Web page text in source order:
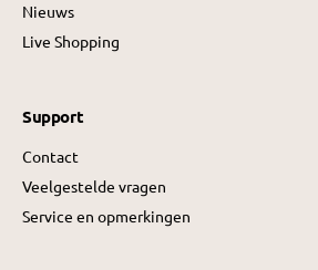
Nieuws
Live Shopping
Support
Contact
Veelgestelde vragen
Service en opmerkingen